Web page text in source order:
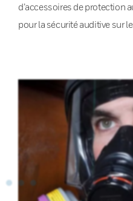
d’accessoires de protection
pour la sécurité auditive sur